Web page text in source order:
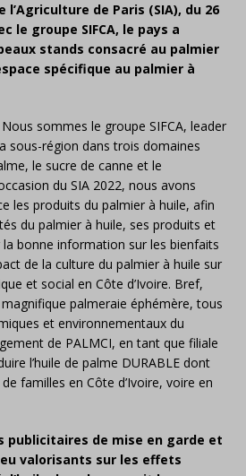
de Paris (SIA), du 26
le groupe SIFCA, le pays a
stands consacré au palmier
spécifique au palmier à
Nous sommes le groupe SIFCA, leader
sous-région dans trois domaines
le sucre de canne et le
du SIA 2022, nous avons
les produits du palmier à huile, afin
du palmier à huile, ses produits et
bonne information sur les bienfaits
de la culture du palmier à huile sur
et social en Côte d’Ivoire. Bref,
palmeraie éphémère, tous
et environnementaux du
de PALMCI, en tant que filiale
l’huile de palme DURABLE dont
familles en Côte d’Ivoire, voire en
publicitaires de mise en garde et
valorisants sur les effets